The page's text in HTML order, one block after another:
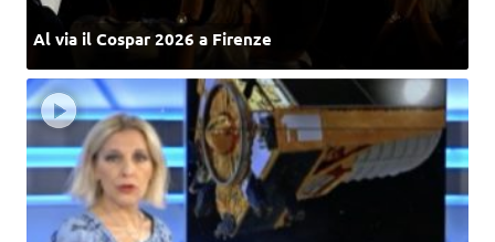
Al via il Cospar 2026 a Firenze